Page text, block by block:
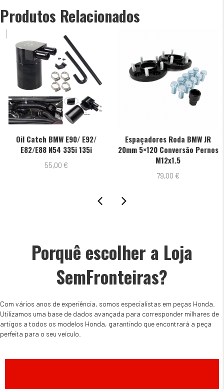
Produtos Relacionados
BMW E90/ E92/
E88 N54 335i 135i
Espaçadores Roda BMW JR
20mm 5×120 Conversão Pernos
Porquê escolher a Loja
SemFronteiras?
Com vários anos de experiência, somos especialistas em peças Honda.
Utilizamos uma base de dados avançada para corresponder milhares de
artigos a todos os modelos Honda, garantindo que encontrará a peça
perfeita para o seu veículo.